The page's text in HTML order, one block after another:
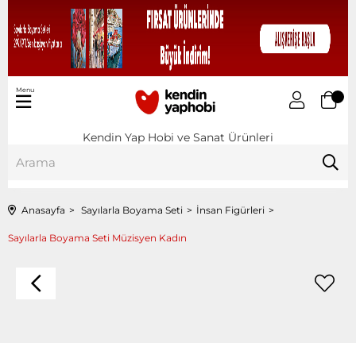
Kendin Yap Hobi ve Sanat Ürünleri
Menu
Anasayfa Sayılarla Boyama Seti İnsan Figürleri
Sayılarla Boyama Seti Müzisyen Kadın